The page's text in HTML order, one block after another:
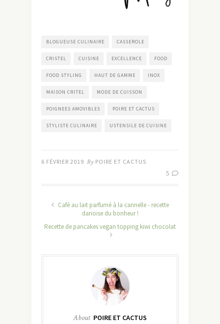
BLOGUEUSE CULINAIRE CASSEROLE
CRISTEL CUISINE EXCELLENCE FOOD
FOOD STYLING HAUT DE GAMME INOX
MAISON CRITEL MODE DE CUISSON
POIGNEES AMOVIBLES POIRE ET CACTUS
STYLISTE CULINAIRE USTENSILE DE CUISINE
6 FÉVRIER 2019 By POIRE ET CACTUS
5
Café au lait parfumé à la cannelle - recette
danoise du bonheur !
Recette de pancakes vegan topping kiwi chocolat
About POIRE ET CACTUS